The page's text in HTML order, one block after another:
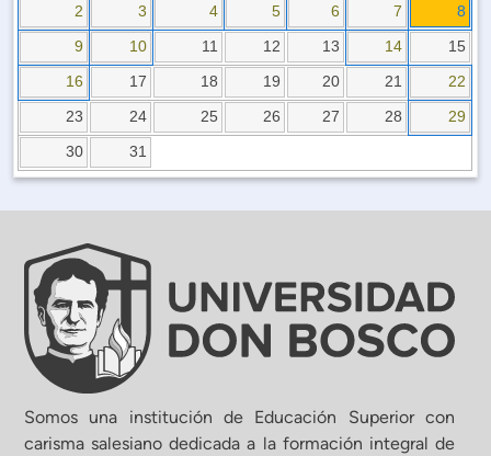
Capacitación Institucional
Estructura organizativa
Académica
Secretaría General
Publicaciones
2
3 4 5 6 7
8
9
10 11 12 13 14
15
16
17 18 19 20 21
22
23
24 25 26 27 28
29
30
31
Somos una institución de Educación Superior con
carisma salesiano dedicada a la formación integral de